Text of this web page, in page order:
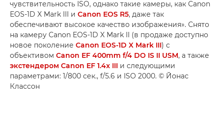
чувствительность ISO, однако такие камеры, как Canon
EOS-1D X Mark III и Canon EOS R5, даже так
обеспечивают высокое качество изображения». Снято
на камеру Canon EOS-1D X Mark II (в продаже доступно
новое поколение Canon EOS-1D X Mark III) с
объективом Canon EF 400mm f/4 DO IS II USM, а также
экстендером Canon EF 1.4x III и следующими
параметрами: 1/800 сек., f/5.6 и ISO 2000. © Йонас
Классон